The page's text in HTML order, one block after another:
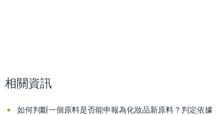
相關資訊
如何判斷一個原料是否能申報為化妝品新原料？判定依據